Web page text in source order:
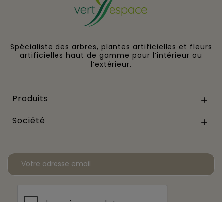
Spécialiste des arbres, plantes artificielles et fleurs
artificielles haut de gamme pour l’intérieur ou
l’extérieur.
Produits 
Société 